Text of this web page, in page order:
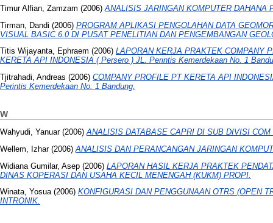
Timur Alfian, Zamzam (2006) ANALISIS JARINGAN KOMPUTER DAHANA
Tirman, Dandi (2006) PROGRAM APLIKASI PENGOLAHAN DATA
VISUAL BASIC 6.0 DI PUSAT PENELITIAN DAN PENGEMBANGAN
Titis Wijayanta, Ephraem (2006) LAPORAN KERJA PRAKTEK COMPANY
KERETA API INDONESIA ( Persero ) JL. Perintis Kemerdekaan No. 1
Tjitrahadi, Andreas (2006) COMPANY PROFILE PT KERETA API
Perintis Kemerdekaan No. 1 Bandung.
W
Wahyudi, Yanuar(2006)ANALISIS DATABASE CAPRI DI SUB DIVISI
Wellem, Izhar(2006) ANALISIS DAN PERANCANGAN JARINGAN
Widiana Gumilar, Asep (2006) LAPORAN HASIL KERJA PRAKTEK
DINAS KOPERASI DAN USAHA KECIL MENENGAH (KUKM) PROPI.
Winata, Yosua(2006) KONFIGURASI DAN PENGGUNAAN OTRS (OPEN
INTRONIK.